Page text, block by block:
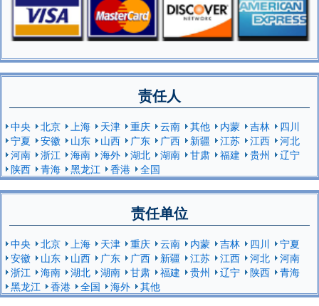
责任人
中央 北京 上海 天津 重庆 云南 其他 内蒙 吉林
四川
宁夏
安徽 山东 山西 广东 广西 新疆 江苏 江西
河北
河南
浙江 海南 海外 湖北 湖南 甘肃 福建 贵州
辽宁
陕西
青海 黑龙江 香港 全国
责任单位
中央 北京 上海 天津 重庆 云南 内蒙 吉林 四川
宁夏
安徽
山东 山西 广东 广西 新疆 江苏 江西 河北
河南
浙江
海南 湖北 湖南 甘肃 福建 贵州 辽宁 陕西
青海
黑龙江
香港 全国 海外 其他